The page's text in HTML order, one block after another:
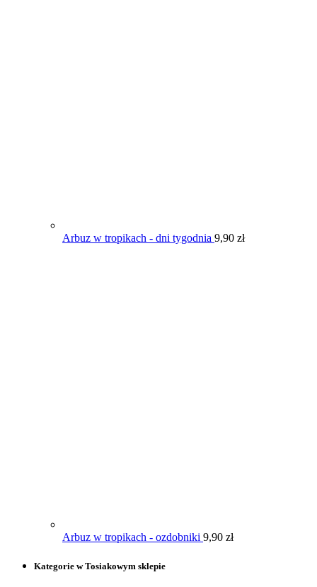
Arbuz w tropikach - dni tygodnia 9,90 zł
Arbuz w tropikach - ozdobniki 9,90 zł
Kategorie w Tosiakowym sklepie